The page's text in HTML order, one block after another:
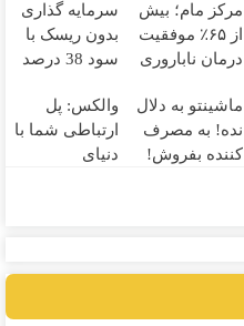
مرکز مام؛ بیش
از ۶۵٪ موفقیت
درمان ناباروری
سرمایه گذاری
بدون ریسک با
سود 38 درصد
ماشینتو به دلال
نده! به مصرف
کننده بفروش!
والکس: پل
ارتباطی شما با
دنیای